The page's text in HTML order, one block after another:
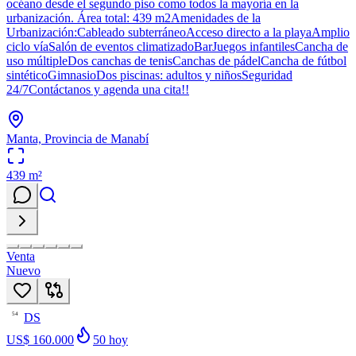
océano desde el segundo piso como todos la mayoría en la
urbanización. Área total: 439 m2Amenidades de la
Urbanización:Cableado subterráneoAcceso directo a la playaAmplio
ciclo víaSalón de eventos climatizadoBarJuegos infantilesCancha de
uso múltipleDos canchas de tenisCanchas de pádelCancha de fútbol
sintéticoGimnasioDos piscinas: adultos y niñosSeguridad
24/7Contáctanos y agenda una cita!!
Manta, Provincia de Manabí
439 m²
Venta
Nuevo
54
DS
US$ 160.000
50 hoy